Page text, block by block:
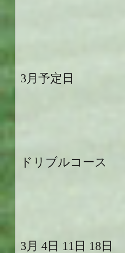
3月予定日
ドリブルコース
3月 4日 11 日 18 日